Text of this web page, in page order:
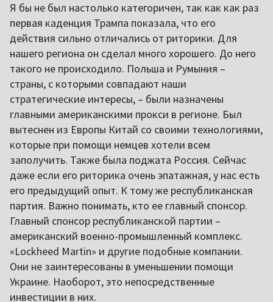
Я бы не был настолько категоричен, так как как раз
первая каденция Трампа показала, что его
действия сильно отличались от риторики. Для
нашего региона он сделал много хорошего. До него
такого не происходило. Польша и Румыния –
страны, с которыми совпадают наши
стратегические интересы, – были назначены
главными американскими прокси в регионе. Был
вытеснен из Европы Китай со своими технологиями,
которые при помощи немцев хотели всем
заполучить. Также была поджата Россия. Сейчас
даже если его риторика очень эпатажная, у нас есть
его предыдущий опыт. К тому же республиканская
партия. Важно понимать, кто ее главный спонсор.
Главный спонсор республиканской партии –
американский военно-промышленный комплекс.
«Lockheed Martin» и другие подобные компании.
Они не заинтересованы в уменьшении помощи
Украине. Наоборот, это непосредственные
инвестиции в них.